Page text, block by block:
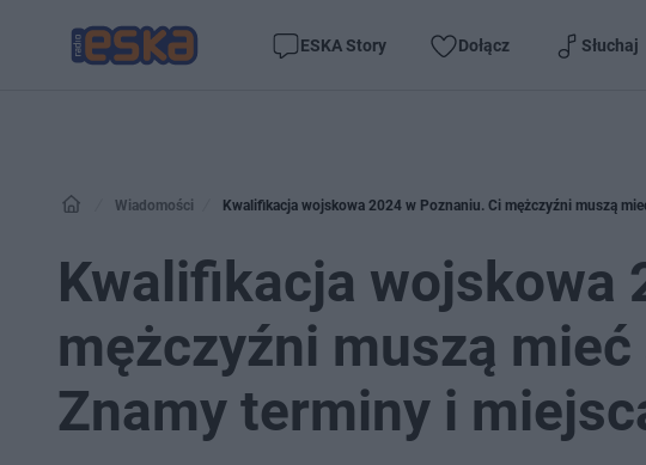
ESKA Story Dołącz Słuchaj
Wiadomości Kwalifikacja wojskowa 2024 w Poznaniu. Ci mężczyźni muszą
Kwalifikacja wojskowa
mężczyźni muszą
Znamy terminy i